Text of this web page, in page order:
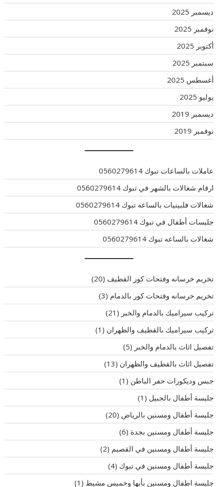
ديسمبر 2025
نوفمبر 2025
أكتوبر 2025
سبتمبر 2025
أغسطس 2025
يوليو 2025
ديسمبر 2019
نوفمبر 2019
عاملات بالساعات تبوك 0560279614
ارقام شغالات بالشهر في تبوك 0560279614
شغالات فلبينيات بالساعه تبوك 0560279614
جليسات أطفال في تبوك 0560279614
شغالات بالساعه تبوك 0560279614
تخريم خرسانه وفتحات كور القطيف (20)
تخريم خرسانه وفتحات كور بالدمام (3)
تركيب سيراميك بالدمام والخبر (21)
تركيب سيراميك بالقطيف والظهران (1)
تفصيل اثاث بالدمام والخبر (5)
تفصيل اثاث بالقطيف والظهران (13)
جبس وديكورات حفر الباطن (1)
جليسة أطفال بالجبيل (1)
جليسة أطفال ومسنين بالرياض (20)
جليسة أطفال ومسنين بجدة (6)
جليسة أطفال ومسنين في القصيم (2)
جليسة أطفال ومسنين في تبوك (4)
جليسة اطفال ومسنين بأبها وخميس مشيط (1)